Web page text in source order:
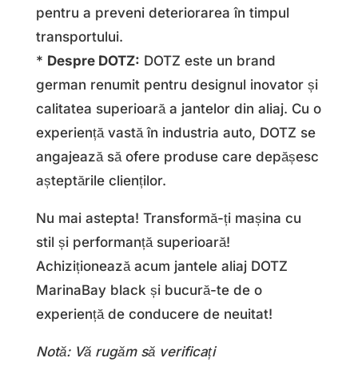
pentru a preveni deteriorarea în timpul
transportului.
* Despre DOTZ: DOTZ este un brand
german renumit pentru designul inovator și
calitatea superioară a jantelor din aliaj. Cu o
experiență vastă în industria auto, DOTZ se
angajează să ofere produse care depășesc
așteptările clienților.
Nu mai astepta! Transformă-ți mașina cu
stil și performanță superioară!
Achiziționează acum jantele aliaj DOTZ
MarinaBay black și bucură-te de o
experiență de conducere de neuitat!
Notă: Vă rugăm să verificați